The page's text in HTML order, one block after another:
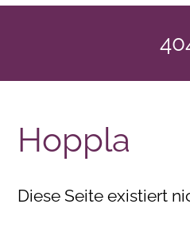
Hoppla
Diese Seite existiert